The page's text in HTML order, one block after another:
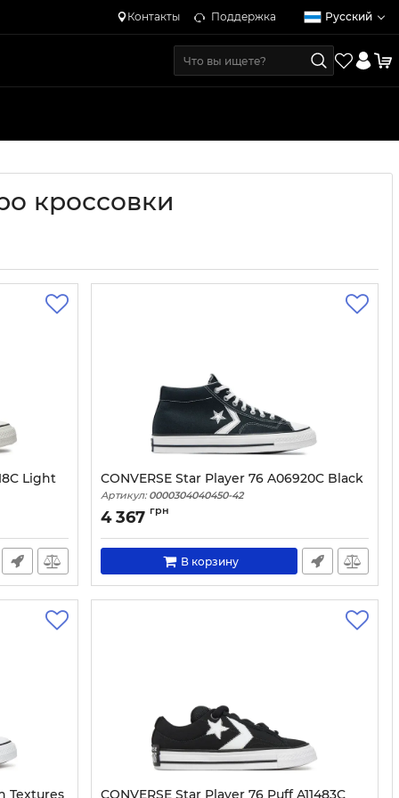
Контакты Поддержка Русский
кроссовки
Light
CONVERSE Star Player 76 A06920C Black
Артикул: 0000304040450-42
4 367 грн
В корзину
Textures
CONVERSE Star Player 76 Puff A11483C